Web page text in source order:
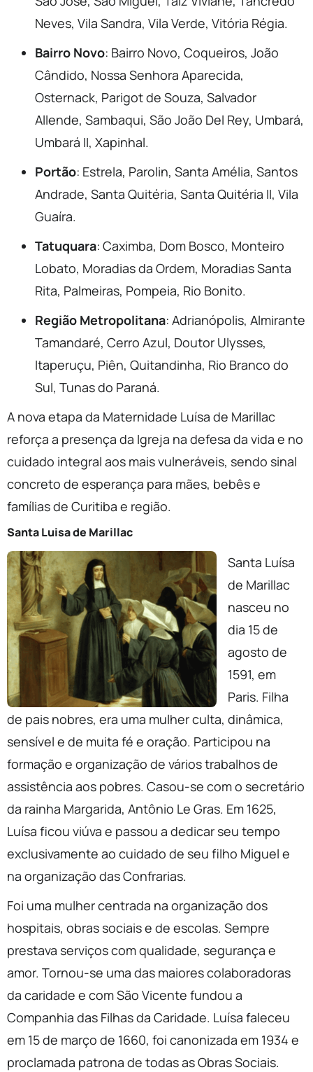
Neves, Vila Sandra, Vila Verde, Vitória Régia.
Bairro Novo: Bairro Novo, Coqueiros, João
Cândido, Nossa Senhora Aparecida,
Osternack, Parigot de Souza, Salvador
Allende, Sambaqui, São João Del Rey, Umbará,
Umbará II, Xapinhal.
Portão: Estrela, Parolin, Santa Amélia, Santos
Andrade, Santa Quitéria, Santa Quitéria II, Vila
Guaíra.
Tatuquara: Caximba, Dom Bosco, Monteiro
Lobato, Moradias da Ordem, Moradias Santa
Rita, Palmeiras, Pompeia, Rio Bonito.
Região Metropolitana: Adrianópolis, Almirante
Tamandaré, Cerro Azul, Doutor Ulysses,
Itaperuçu, Piên, Quitandinha, Rio Branco do
Sul, Tunas do Paraná.
A nova etapa da Maternidade Luísa de Marillac
reforça a presença da Igreja na defesa da vida e no
cuidado integral aos mais vulneráveis, sendo sinal
concreto de esperança para mães, bebês e
famílias de Curitiba e região.
Santa Luisa de Marillac
Santa Luísa
de Marillac
nasceu no
dia 15 de
agosto de
1591, em
Paris. Filha
de pais nobres, era uma mulher culta, dinâmica,
sensível e de muita fé e oração. Participou na
formação e organização de vários trabalhos de
assistência aos pobres. Casou-se com o secretário
da rainha Margarida, Antônio Le Gras. Em 1625,
Luísa ficou viúva e passou a dedicar seu tempo
exclusivamente ao cuidado de seu filho Miguel e
na organização das Confrarias.
Foi uma mulher centrada na organização dos
hospitais, obras sociais e de escolas. Sempre
prestava serviços com qualidade, segurança e
amor. Tornou-se uma das maiores colaboradoras
da caridade e com São Vicente fundou a
Companhia das Filhas da Caridade. Luísa faleceu
em 15 de março de 1660, foi canonizada em 1934 e
proclamada patrona de todas as Obras Sociais.